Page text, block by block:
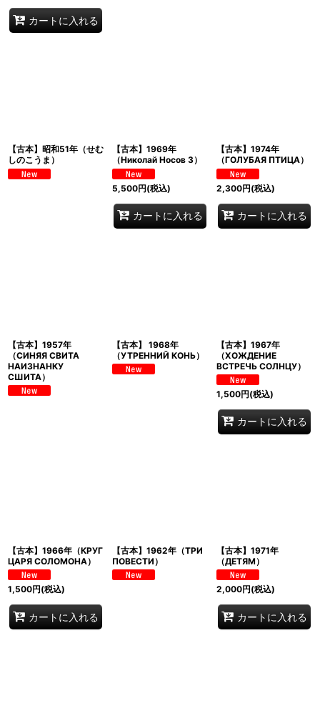
カートに入れる
【古本】昭和51年（せむ
しのこうま）
【古本】1969年
（Николай Носов 3）
5,500円(税込)
カートに入れる
【古本】1974年
（ГОЛУБАЯ ПТИЦА）
2,300円(税込)
カートに入れる
【古本】1957年
（СИНЯЯ СВИТА
НАИЗНАНКУ
СШИТА）
【古本】 1968年
（УТРЕННИЙ КОНЬ）
【古本】1967年
（ХОЖДЕНИЕ
ВСТРЕЧЬ СОЛНЦУ）
1,500円(税込)
カートに入れる
【古本】1966年（КРУГ
ЦАРЯ СОЛОМОНА）
1,500円(税込)
カートに入れる
【古本】1962年（ТРИ
ПОВЕСТИ）
【古本】1971年
（ДЕТЯМ）
2,000円(税込)
カートに入れる